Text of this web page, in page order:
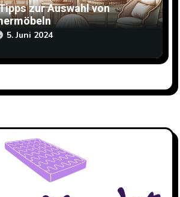
zur Auswahl von
5. Juni 2024